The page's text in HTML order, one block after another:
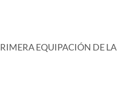
EQUIPACIÓN DE LA